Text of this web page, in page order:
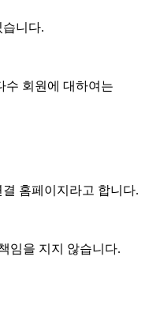
니다.
수 회원에 대하여는
홈페이지라고 합니다.
임을 지지 않습니다.